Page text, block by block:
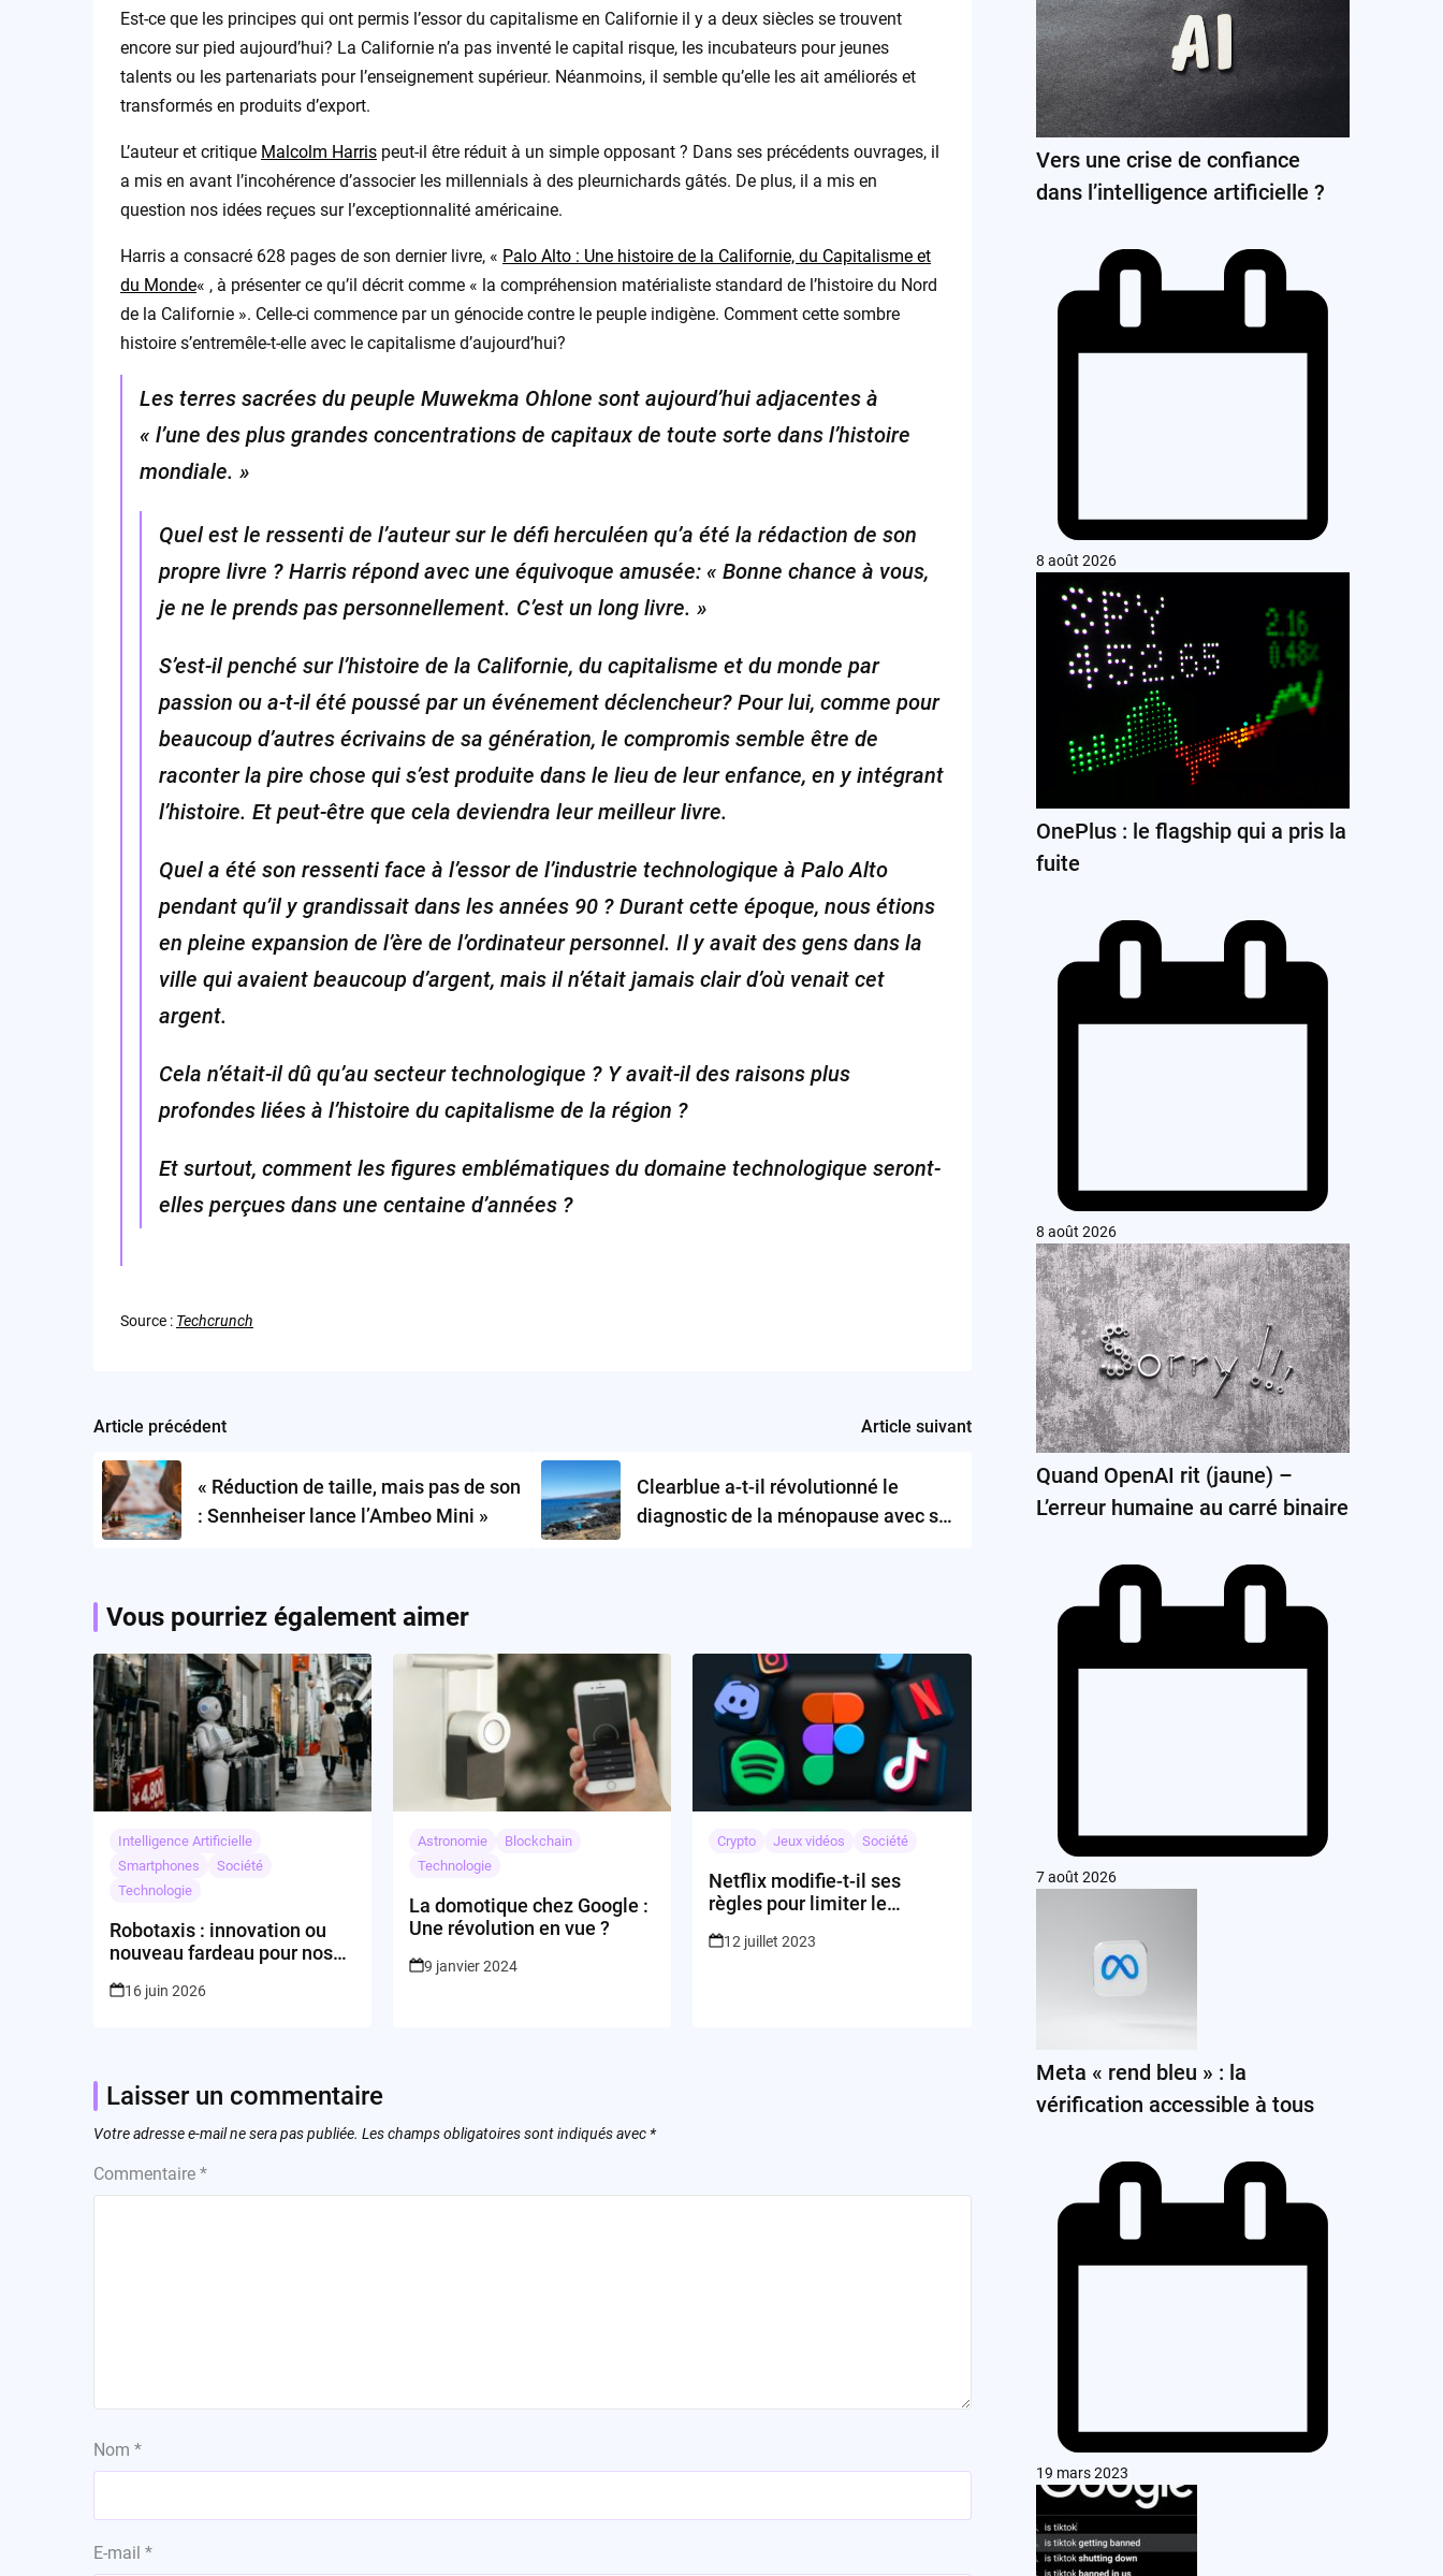
Est-ce que les principes qui ont permis l’essor du capitalisme en Californie il y a deux siècles se trouvent
encore sur pied aujourd’hui? La Californie n’a pas inventé le capital risque, les incubateurs pour jeunes
talents ou les partenariats pour l’enseignement supérieur. Néanmoins, il semble qu’elle les ait améliorés et
transformés en produits d’export.
L’auteur et critique Malcolm Harrispeut-il être réduit à un simple opposant ? Dans ses précédents ouvrages, il
a mis en avant l’incohérence d’associer les millennials à des pleurnichards gâtés. De plus, il a mis en
question nos idées reçues sur l’exceptionnalité américaine.
Harris a consacré 628 pages de son dernier livre, « Palo Alto : Une histoire de la Californie, du Capitalisme et
du Monde« , à présenter ce qu’il décrit comme « la compréhension matérialiste standard de l’histoire du Nord
de la Californie ». Celle-ci commence par un génocide contre le peuple indigène. Comment cette sombre
histoire s’entremêle-t-elle avec le capitalisme d’aujourd’hui?
Les terres sacrées du peuple Muwekma Ohlone sont aujourd’hui adjacentes à
« l’une des plus grandes concentrations de capitaux de toute sorte dans l’histoire
mondiale. »
Quel est le ressenti de l’auteur sur le défi herculéen qu’a été la rédaction de son
propre livre ? Harris répond avec une équivoque amusée: « Bonne chance à vous,
je ne le prends pas personnellement. C’est un long livre. »
S’est-il penché sur l’histoire de la Californie, du capitalisme et du monde par
passion ou a-t-il été poussé par un événement déclencheur? Pour lui, comme pour
beaucoup d’autres écrivains de sa génération, le compromis semble être de
raconter la pire chose qui s’est produite dans le lieu de leur enfance, en y intégrant
l’histoire. Et peut-être que cela deviendra leur meilleur livre.
Quel a été son ressenti face à l’essor de l’industrie technologique à Palo Alto
pendant qu’il y grandissait dans les années 90 ? Durant cette époque, nous étions
en pleine expansion de l’ère de l’ordinateur personnel. Il y avait des gens dans la
ville qui avaient beaucoup d’argent, mais il n’était jamais clair d’où venait cet
argent.
Cela n’était-il dû qu’au secteur technologique ? Y avait-il des raisons plus
profondes liées à l’histoire du capitalisme de la région ?
Et surtout, comment les figures emblématiques du domaine technologique seront-
elles perçues dans une centaine d’années ?
Source : Techcrunch
Post
navigation
Article précédent
« Réduction de taille, mais pas de son
: Sennheiser lance l’Ambeo Mini »
Article suivant
Clearblue a-t-il révolutionné le
diagnostic de la ménopause avec son
Vous pourriez également aimer
Intelligence Artificielle
Smartphones
Société
Technologie
Robotaxis : innovation ou
nouveau fardeau pour nos
16 juin 2026
Astronomie
Blockchain
Technologie
La domotique chez Google :
Une révolution en vue ?
9 janvier 2024
Crypto Jeux vidéos Société
Netflix modifie-t-il ses
règles pour limiter le
12 juillet 2023
Laisser un commentaire
Votre adresse e-mail ne sera pas publiée. Les champs obligatoires sont indiqués avec *
Commentaire *
Nom *
E-mail *
Vers une crise de confiance
dans l’intelligence artificielle ?
8 août 2026
OnePlus : le flagship qui a pris la
fuite
8 août 2026
Quand OpenAI rit (jaune) –
L’erreur humaine au carré binaire
7 août 2026
Meta « rend bleu » : la
vérification accessible à tous
19 mars 2023